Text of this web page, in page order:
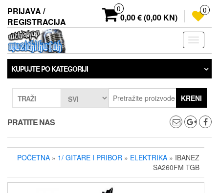
sadržaj
PRIJAVA /
REGISTRACIJA
0
0,00 € (0,00 KN)
0
KUPUJTE PO KATEGORIJI
TRAŽI KRENI
PRATITE NAS
POČETNA » 1/ GITARE I PRIBOR » ELEKTRIKA » IBANEZ
SA260FM TGB